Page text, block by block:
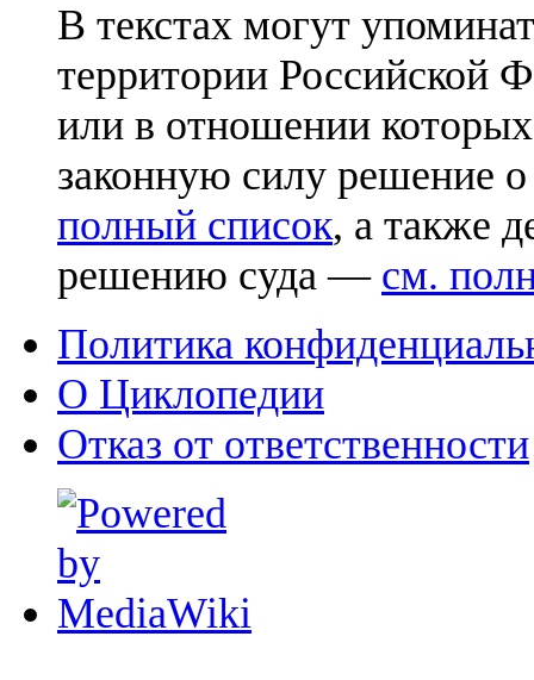
В текстах могут
территории Российской
или в отношении
законную силу решение
полный список, а также
решению суда — см.
Политика
О Циклопедии
Отказ от ответственности